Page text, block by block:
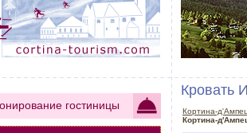
Кровать
Кортина-
Кортина-
гостиницы